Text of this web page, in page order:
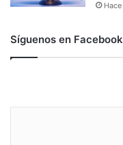
Síguenos en Facebook